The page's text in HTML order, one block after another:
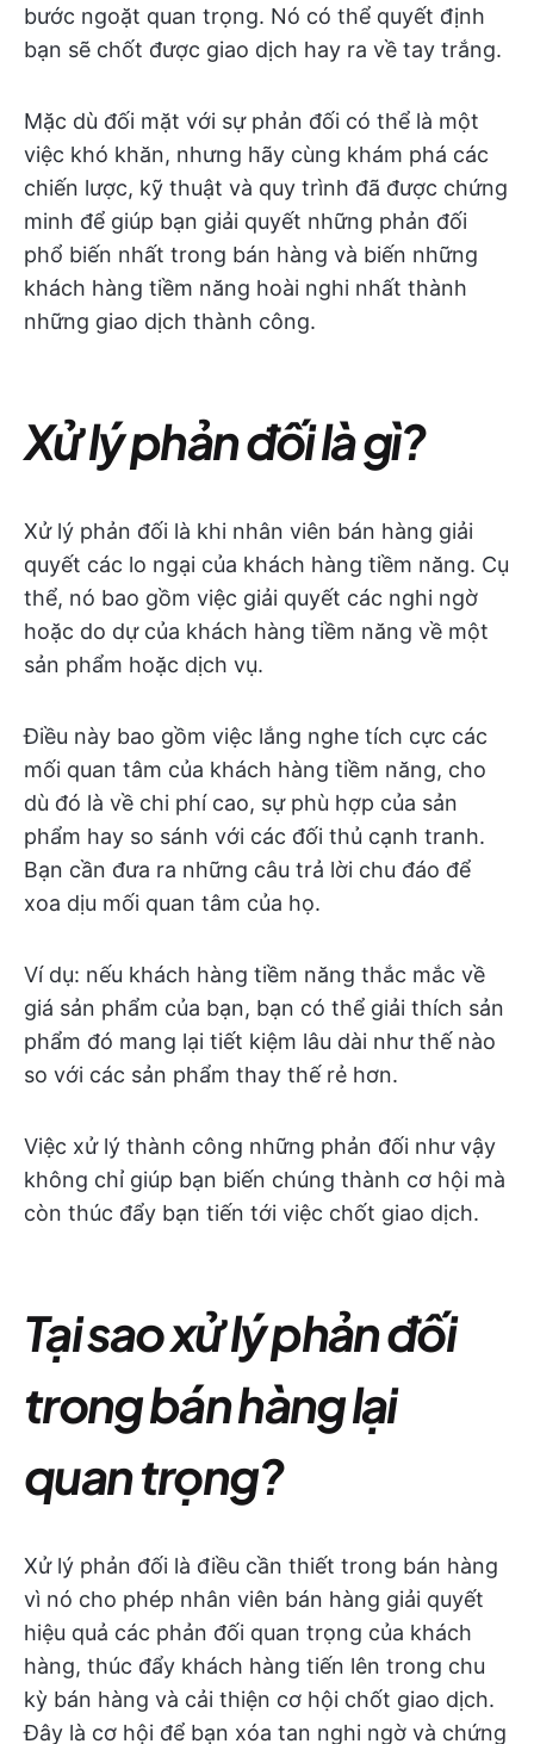
bước ngoặt quan trọng. Nó có thể quyết định
bạn sẽ chốt được giao dịch hay ra về tay trắng.
Mặc dù đối mặt với sự phản đối có thể là một
việc khó khăn, nhưng hãy cùng khám phá các
chiến lược, kỹ thuật và quy trình đã được chứng
minh để giúp bạn giải quyết những phản đối
phổ biến nhất trong bán hàng và biến những
khách hàng tiềm năng hoài nghi nhất thành
những giao dịch thành công.
Xử lý phản đối là gì?
Xử lý phản đối là khi nhân viên bán hàng giải
quyết các lo ngại của khách hàng tiềm năng. Cụ
thể, nó bao gồm việc giải quyết các nghi ngờ
hoặc do dự của khách hàng tiềm năng về một
sản phẩm hoặc dịch vụ.
Điều này bao gồm việc lắng nghe tích cực các
mối quan tâm của khách hàng tiềm năng, cho
dù đó là về chi phí cao, sự phù hợp của sản
phẩm hay so sánh với các đối thủ cạnh tranh.
Bạn cần đưa ra những câu trả lời chu đáo để
xoa dịu mối quan tâm của họ.
Ví dụ: nếu khách hàng tiềm năng thắc mắc về
giá sản phẩm của bạn, bạn có thể giải thích sản
phẩm đó mang lại tiết kiệm lâu dài như thế nào
so với các sản phẩm thay thế rẻ hơn.
Việc xử lý thành công những phản đối như vậy
không chỉ giúp bạn biến chúng thành cơ hội mà
còn thúc đẩy bạn tiến tới việc chốt giao dịch.
Tại sao xử lý phản đối
trong bán hàng lại
quan trọng?
Xử lý phản đối là điều cần thiết trong bán hàng
vì nó cho phép nhân viên bán hàng giải quyết
hiệu quả các phản đối quan trọng của khách
hàng, thúc đẩy khách hàng tiến lên trong chu
kỳ bán hàng và cải thiện cơ hội chốt giao dịch.
Đây là cơ hội để bạn xóa tan nghi ngờ và chứng